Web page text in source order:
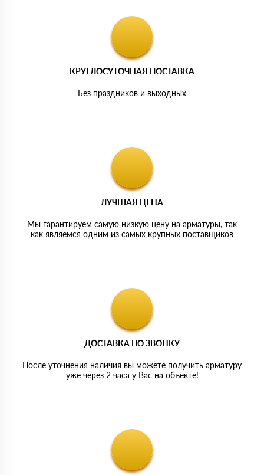
КРУГЛОСУТОЧНАЯ ПОСТАВКА
Без праздников и выходных
ЛУЧШАЯ ЦЕНА
Мы гарантируем самую низкую цену на арматуры, так
как являемся одним из самых крупных поставщиков
ДОСТАВКА ПО ЗВОНКУ
После уточнения наличия вы можете получить арматуру
уже через 2 часа у Вас на объекте!